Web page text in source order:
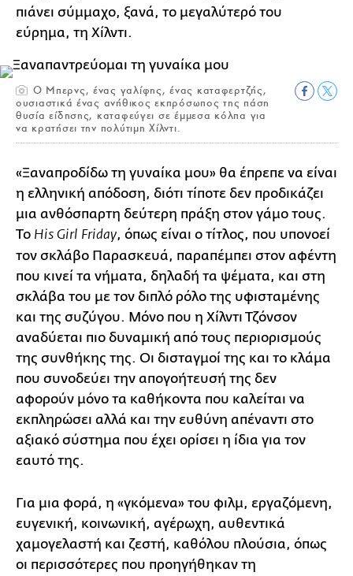
πιάνει σύμμαχο, ξανά, το μεγαλύτερό του
εύρημα, τη Χίλντι.
Ο Μπερνς, ένας γαλίφης, ένας καταφερτζής,
ουσιαστικά ένας ανήθικος εκπρόσωπος της πάση
θυσία είδησης, καταφεύγει σε έμμεσα κόλπα για
να κρατήσει την πολύτιμη Χίλντι.
«Ξαναπροδίδω τη γυναίκα μου» θα έπρεπε να είναι
η ελληνική απόδοση, διότι τίποτε δεν προδικάζει
μια ανθόσπαρτη δεύτερη πράξη στον γάμο τους.
Το His Girl Friday, όπως είναι ο τίτλος, που υπονοεί
τον σκλάβο Παρασκευά, παραπέμπει στον αφέντη
που κινεί τα νήματα, δηλαδή τα ψέματα, και στη
σκλάβα του με τον διπλό ρόλο της υφισταμένης
και της συζύγου. Μόνο που η Χίλντι Τζόνσον
αναδύεται πιο δυναμική από τους περιορισμούς
της συνθήκης της. Οι δισταγμοί της και το κλάμα
που συνοδεύει την απογοήτευσή της δεν
αφορούν μόνο τα καθήκοντα που καλείται να
εκπληρώσει αλλά και την ευθύνη απέναντι στο
αξιακό σύστημα που έχει ορίσει η ίδια για τον
εαυτό της.
Για μια φορά, η «γκόμενα» του φιλμ, εργαζόμενη,
ευγενική, κοινωνική, αγέρωχη, αυθεντικά
χαμογελαστή και ζεστή, καθόλου πλούσια, όπως
οι περισσότερες που προηγήθηκαν τη